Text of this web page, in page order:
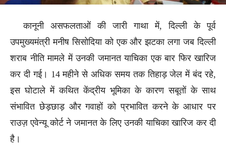
कानूनी असफलताओं की जारी गाथा में, दिल्ली के पूर्व
उपमुख्यमंत्री मनीष सिसोदिया को एक और झटका लगा जब दिल्ली
शराब नीति मामले में उनकी जमानत याचिका एक बार फिर खारिज
कर दी गई। 14 महीने से अधिक समय तक तिहाड़ जेल में बंद रहे,
इस घोटाले में कथित केंद्रीय भूमिका के कारण सबूतों के साथ
संभावित छेड़छाड़ और गवाहों को प्रभावित करने के आधार पर
राउज़ एवेन्यू कोर्ट ने जमानत के लिए उनकी याचिका खारिज कर दी
है।